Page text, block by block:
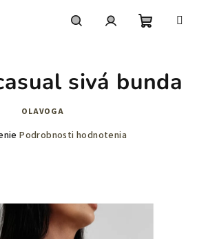
košík
sivá bunda
OLAVOGA
Podrobnosti hodnotenia